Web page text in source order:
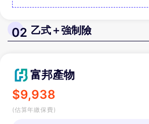
02 乙式＋強制險
富邦產物
$9,938
(估算年繳保費)